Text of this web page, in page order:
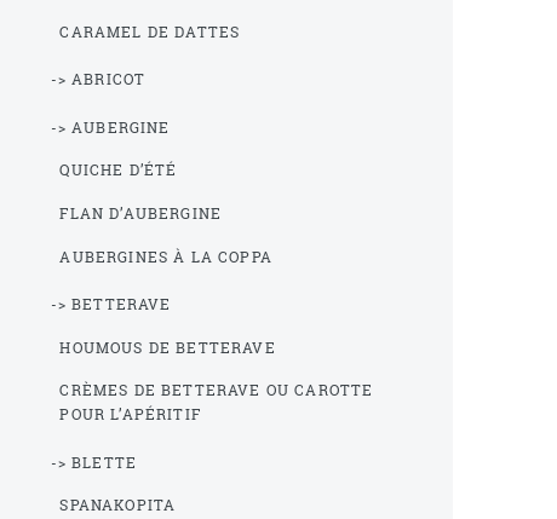
CARAMEL DE DATTES
-> ABRICOT
-> AUBERGINE
QUICHE D’ÉTÉ
FLAN D’AUBERGINE
AUBERGINES À LA COPPA
-> BETTERAVE
HOUMOUS DE BETTERAVE
CRÈMES DE BETTERAVE OU CAROTTE
POUR L’APÉRITIF
-> BLETTE
SPANAKOPITA